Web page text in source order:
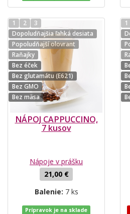
1 2
3
Dopoludňajšia ľahká desiata
Popoludňajší olovrant
Raňajky
Bez éček
Bez glutamátu (E621)
Bez GMO
Bez mäsa
NÁPOJ CAPPUCCINO,
7 kusov
Nápoje v prášku
21,00 €
Balenie: 7 ks
Prípravok je na sklade
1